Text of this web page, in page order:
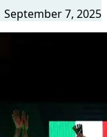
September 7, 2025